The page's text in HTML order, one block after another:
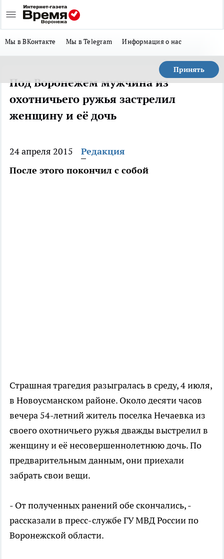
Мы в ВКонтакте Мы в Telegram Информация о нас
Принять
Под Воронежем мужчина из
охотничьего ружья застрелил
женщину и её дочь
24 апреля 2015
Редакция
После этого покончил с собой
Страшная трагедия разыгралась в среду, 4 июля,
в Новоусманском районе. Около десяти часов
вечера 54-летний житель поселка Нечаевка из
своего охотничьего ружья дважды выстрелил в
женщину и её несовершеннолетнюю дочь. По
предварительным данным, они приехали
забрать свои вещи.
- От полученных ранений обе скончались, -
рассказали в пресс-службе ГУ МВД России по
Воронежской области.